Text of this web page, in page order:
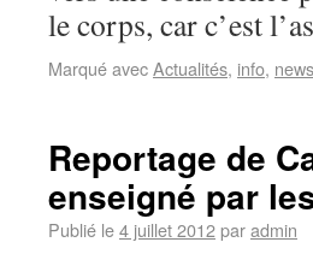
le corps, car c’est
Marqué avecActualités, info, news
Reportage de
enseigné par
Publié le4 juillet 2012paradmin